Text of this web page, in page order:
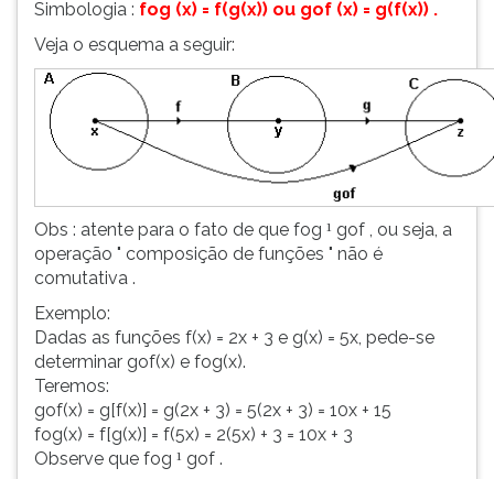
Simbologia : fog (x) = f(g(x)) ou gof (x) = g(f(x)) .
Veja o esquema a seguir:
Obs : atente para o fato de que fog ¹ gof , ou seja, a
operação " composição de funções " não é
comutativa .
Exemplo:
Dadas as funções f(x) = 2x + 3 e g(x) = 5x, pede-se
determinar gof(x) e fog(x).
Teremos:
gof(x) = g[f(x)] = g(2x + 3) = 5(2x + 3) = 10x + 15
fog(x) = f[g(x)] = f(5x) = 2(5x) + 3 = 10x + 3
Observe que fog ¹ gof .